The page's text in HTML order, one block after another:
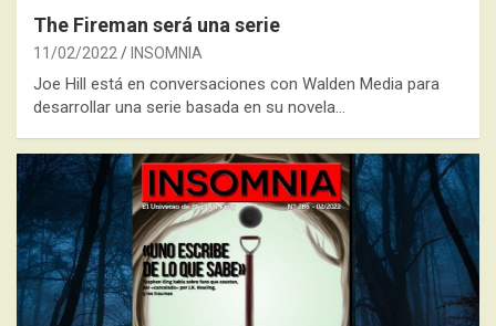
The Fireman será una serie
11/02/2022 INSOMNIA
Joe Hill está en conversaciones con Walden Media para
desarrollar una serie basada en su novela…